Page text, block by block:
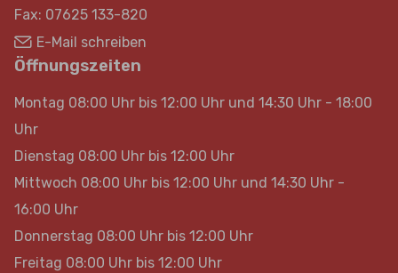
Fax: 07625 133-820
E-Mail schreiben
Öffnungszeiten
Montag 08:00 Uhr bis 12:00 Uhr und 14:30 Uhr - 18:00
Uhr
Dienstag 08:00 Uhr bis 12:00 Uhr
Mittwoch 08:00 Uhr bis 12:00 Uhr und 14:30 Uhr -
16:00 Uhr
Donnerstag 08:00 Uhr bis 12:00 Uhr
Freitag 08:00 Uhr bis 12:00 Uhr